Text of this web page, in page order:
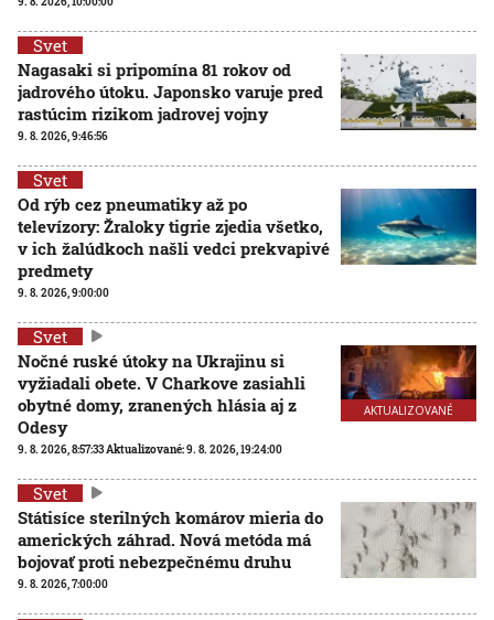
Svet
Nagasaki si pripomína 81 rokov od
jadrového útoku. Japonsko varuje pred
rastúcim rizikom jadrovej vojny
9. 8. 2026, 9:46:56
Svet
Od rýb cez pneumatiky až po
televízory: Žraloky tigrie zjedia všetko,
v ich žalúdkoch našli vedci prekvapivé
predmety
9. 8. 2026, 9:00:00
AKTUALIZOVANÉ
Svet
Nočné ruské útoky na Ukrajinu si
vyžiadali obete. V Charkove zasiahli
obytné domy, zranených hlásia aj z
Odesy
9. 8. 2026, 8:57:33Aktualizované:9. 8. 2026, 19:24:00
Svet
Státisíce sterilných komárov mieria do
amerických záhrad. Nová metóda má
bojovať proti nebezpečnému druhu
9. 8. 2026, 7:00:00